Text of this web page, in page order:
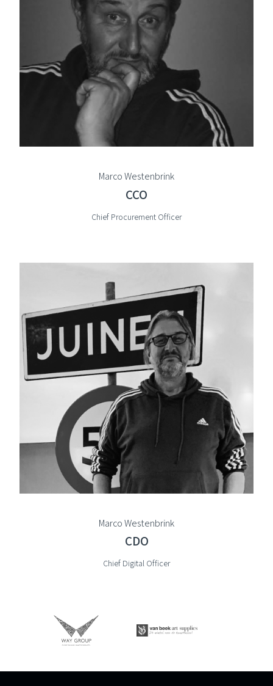
Marco Westenbrink
CCO
Chief Procurement Officer
Marco Westenbrink
CDO
Chief Digital Officer